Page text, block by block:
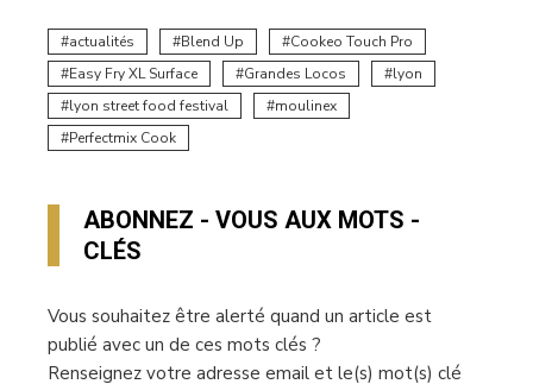
actualités Blend Up
Cookeo Touch Pro
Easy Fry XL Surface
Grandes Locos
lyon
lyon street food festival
moulinex
Perfectmix Cook
ABONNEZ - VOUS AUX MOTS -
CLÉS
Vous souhaitez être alerté quand un article est
publié avec un de ces mots clés ?
Renseignez votre adresse email et le(s) mot(s) clé